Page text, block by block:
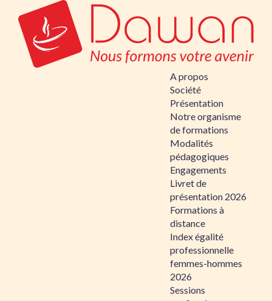
A propos
Société
Présentation
Notre organisme
de formations
Modalités
pédagogiques
Engagements
Livret de
présentation 2026
Formations à
distance
Index égalité
professionnelle
femmes-hommes
2026
Sessions